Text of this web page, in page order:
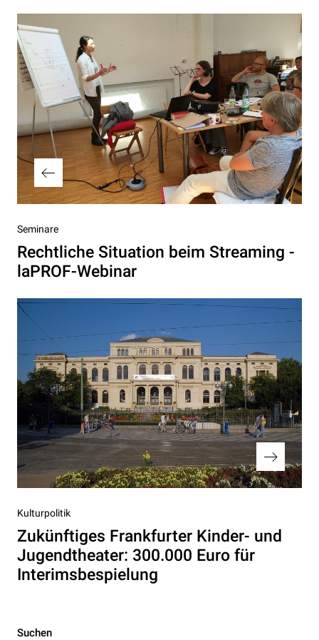
Vorheriger
Beitrag
Seminare
Rechtliche Situation beim Streaming -
laPROF-Webinar
Nächster
Beitrag
Kulturpolitik
Zukünftiges Frankfurter Kinder- und
Jugendtheater: 300.000 Euro für
Interimsbespielung
Suchen